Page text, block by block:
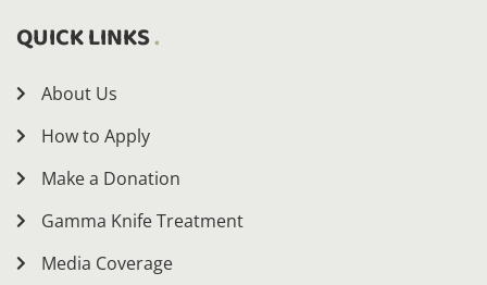
QUICK LINKS
About Us
How to Apply
Make a Donation
Gamma Knife Treatment
Media Coverage